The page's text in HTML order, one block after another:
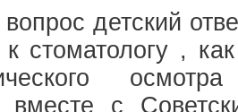
детский
стоматологу ,
вместе с